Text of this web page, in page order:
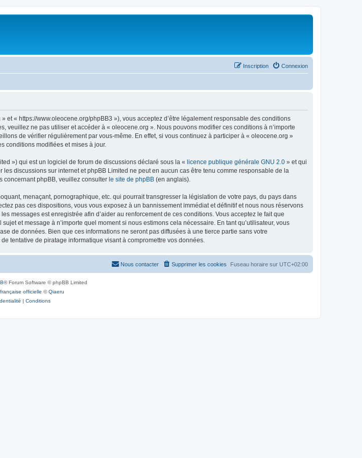
Connexion
Inscription
« https://www.oleocene.org/phpBB3 »), vous acceptez d’être légalement responsable des conditions
veuillez ne pas utiliser et accéder à « oleocene.org ». Nous pouvons modifier ces conditions à n’importe
de vérifier régulièrement par vous-même. En effet, si vous continuez à participer à « oleocene.org »
conditions modifiées et mises à jour.
») qui est un logiciel de forum de discussions déclaré sous la « licence publique générale GNU 2.0 » et qui
discussions sur internet et phpBB Limited ne peut en aucun cas être tenu comme responsable de la
concernant phpBB, veuillez consulter le site de phpBB (en anglais).
menaçant, pornographique, etc. qui pourrait transgresser la législation de votre pays, du pays dans
pas ces dispositions, vous vous exposez à un bannissement immédiat et définitif et nous nous réservons
messages est enregistrée afin d’aider au renforcement de ces conditions. Vous acceptez le fait que
et message à n’importe quel moment si nous estimons cela nécessaire. En tant qu’utilisateur, vous
de données. Bien que ces informations ne seront pas diffusées à une tierce partie sans votre
tentative de piratage informatique visant à compromettre vos données.
Fuseau horaire sur UTC+02:00
Supprimer les cookies
Nous contacter
® Forum Software © phpBB Limited
officielle ©Qiaeru
| Conditions